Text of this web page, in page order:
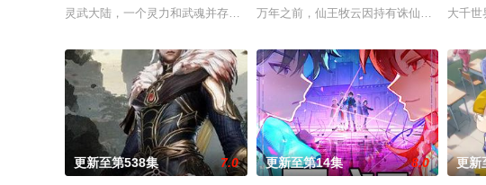
灵武大陆，一个灵力和武魂并存的世界，灵修一念动山河，武者徒手撕天地。星
万年之前，仙王牧云因持有诛仙图而遭人暗
大千世
更新至第538集 7.0 更新至第14集 8.0 更新